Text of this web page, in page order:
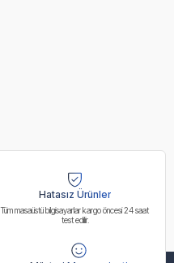
Hatasız Ürünler
Tüm masaüstü bilgisayarlar kargo öncesi 24 saat
test edilir.